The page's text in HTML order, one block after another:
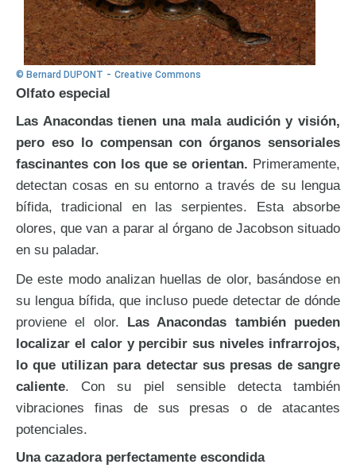
© Bernard DUPONT - Creative Commons
Olfato especial
Las Anacondas tienen una mala audición y visión,
pero eso lo compensan con órganos sensoriales
fascinantes con los que se orientan. Primeramente,
detectan cosas en su entorno a través de su lengua
bífida, tradicional en las serpientes. Esta absorbe
olores, que van a parar al órgano de Jacobson situado
en su paladar.
De este modo analizan huellas de olor, basándose en
su lengua bífida, que incluso puede detectar de dónde
proviene el olor. Las Anacondas también pueden
localizar el calor y percibir sus niveles infrarrojos,
lo que utilizan para detectar sus presas de sangre
caliente. Con su piel sensible detecta también
vibraciones finas de sus presas o de atacantes
potenciales.
Una cazadora perfectamente escondida